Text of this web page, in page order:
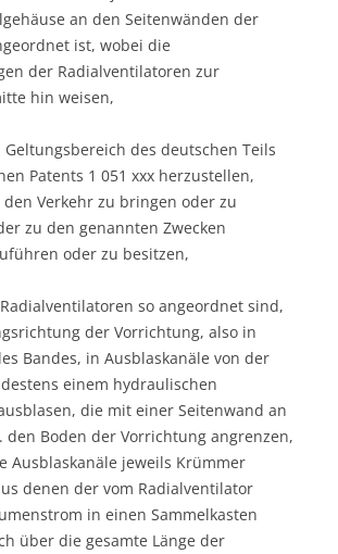
an den Seitenwänden der
ist, wobei die
der Radialventilatoren zur
hin weisen,
des deutschen Teils
Patents 1 051 xxx herzustellen,
Verkehr zu bringen oder zu
zu den genannten Zwecken
oder zu besitzen,
so angeordnet sind,
der Vorrichtung, also in
Bandes, in Ausblaskanäle von der
einem hydraulischen
die mit einer Seitenwand an
den Boden der Vorrichtung angrenzen,
Ausblaskanäle jeweils Krümmer
denen der vom Radialventilator
in einen Sammelkasten
über die gesamte Länge der